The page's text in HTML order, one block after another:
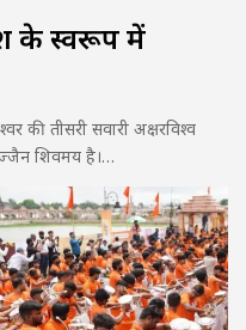
के स्वरूप में
की तीसरी सवारी अक्षरविश्व
शिवमय है।…